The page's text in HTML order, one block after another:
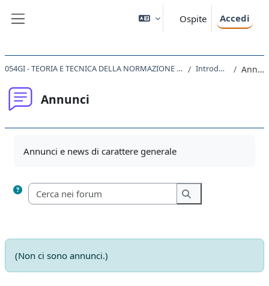
Ospite Accedi
054GI - TEORIA E TECNICA DELLA NORMAZIONE E DELL'INTERPRETAZIONE 2020 Introduzione Annunci
Annunci
Annunci e news di carattere generale
Cerca nei forum
Cerca nei forum
(Non ci sono annunci.)